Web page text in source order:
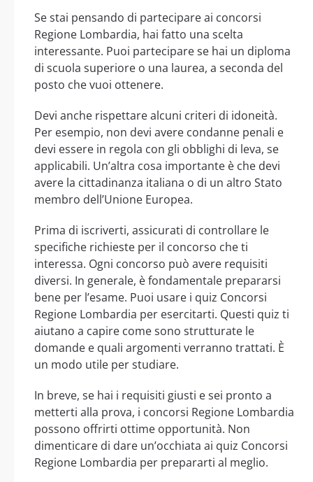
Se stai pensando di partecipare ai concorsi
Regione Lombardia, hai fatto una scelta
interessante. Puoi partecipare se hai un diploma
di scuola superiore o una laurea, a seconda del
posto che vuoi ottenere.
Devi anche rispettare alcuni criteri di idoneità.
Per esempio, non devi avere condanne penali e
devi essere in regola con gli obblighi di leva, se
applicabili. Un’altra cosa importante è che devi
avere la cittadinanza italiana o di un altro Stato
membro dell’Unione Europea.
Prima di iscriverti, assicurati di controllare le
specifiche richieste per il concorso che ti
interessa. Ogni concorso può avere requisiti
diversi. In generale, è fondamentale prepararsi
bene per l’esame. Puoi usare i quiz Concorsi
Regione Lombardia per esercitarti. Questi quiz ti
aiutano a capire come sono strutturate le
domande e quali argomenti verranno trattati. È
un modo utile per studiare.
In breve, se hai i requisiti giusti e sei pronto a
metterti alla prova, i concorsi Regione Lombardia
possono offrirti ottime opportunità. Non
dimenticare di dare un’occhiata ai quiz Concorsi
Regione Lombardia per prepararti al meglio.